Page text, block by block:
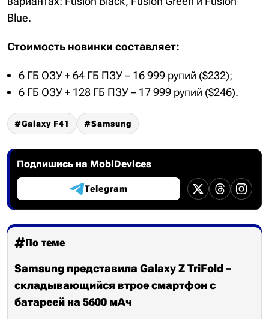
Blue.
Стоимость новинки составляет:
6 ГБ ОЗУ + 64 ГБ ПЗУ – 16 999 рупий ($232);
6 ГБ ОЗУ + 128 ГБ ПЗУ – 17 999 рупий ($246).
Galaxy F41 Samsung
Подпишись на MobiDevices
Telegram
По теме
Samsung представила Galaxy Z TriFold –
складывающийся втрое смартфон с
батареей на 5600 мАч